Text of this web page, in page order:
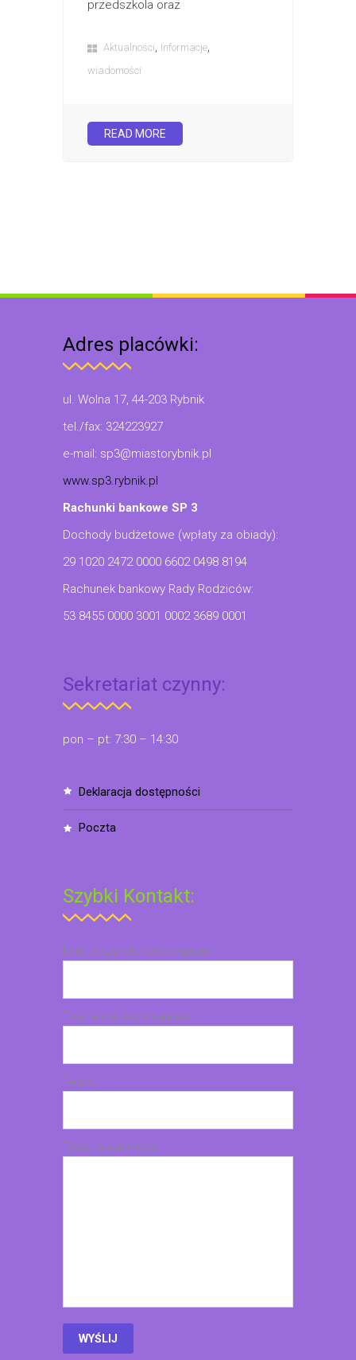
przedszkola oraz
Aktualności, Informacje,
wiadomości
READ MORE
Adres placówki:
ul. Wolna 17, 44-203 Rybnik
tel./fax: 324223927
e-mail: sp3@miastorybnik.pl
www.sp3.rybnik.pl
Rachunki bankowe SP 3
Dochody budżetowe (wpłaty za obiady):
29 1020 2472 0000 6602 0498 8194
Rachunek bankowy Rady Rodziców:
53 8455 0000 3001 0002 3689 0001
Sekretariat czynny:
pon – pt: 7:30 – 14:30
deklaracja dostępności
poczta
Szybki Kontakt:
Imię i nazwisko (wymagane)
Twój email (wymagane)
Temat
Treść wiadomości